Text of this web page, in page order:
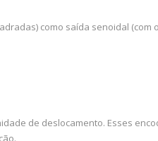
como saída senoidal
de deslocamento. Esses